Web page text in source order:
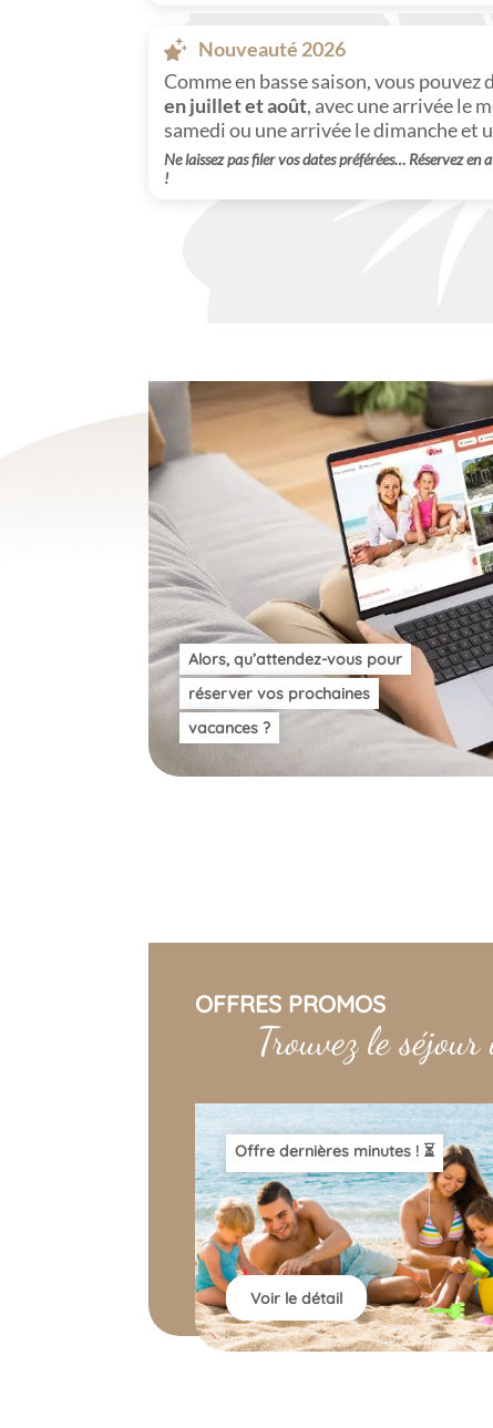
Nouveauté 2026
Comme en basse saison, vous pouvez
en juillet et août, avec une arrivée le
samedi ou une arrivée le dimanche et
Ne laissez pas filer vos dates préférées… Réservez en
!
Alors, qu’attendez-vous pour
réserver vos prochaines
vacances ?
OFFRES PROMOS
Trouvez le
Offre dernières minutes ! ⏳
Voir le détail